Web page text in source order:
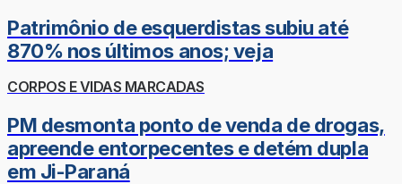
Patrimônio de esquerdistas subiu até
870% nos últimos anos; veja
CORPOS E VIDAS MARCADAS
PM desmonta ponto de venda de drogas,
apreende entorpecentes e detém dupla
em Ji-Paraná